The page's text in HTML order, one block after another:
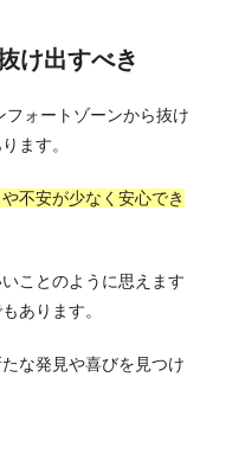
け出すべき
ォートゾーンから抜け
ます。
不安が少なく安心でき
ことのように思えます
あります。
な発見や喜びを見つけ